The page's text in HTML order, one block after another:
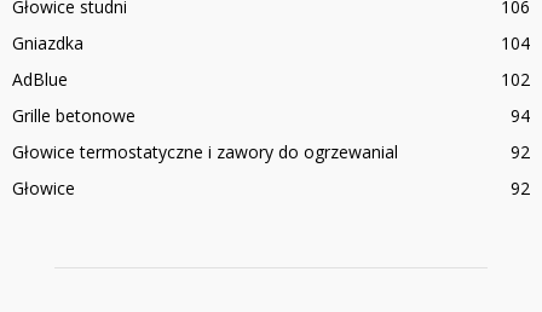
Głowice studni
106
Gniazdka
104
AdBlue
102
Grille betonowe
94
Głowice termostatyczne i zawory do ogrzewanial
92
Głowice
92